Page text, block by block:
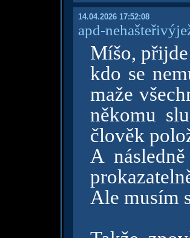
14.04.2026 17:52:08
apd-
Míšo,
kdo se
maže
někomu
člověk
A
Ale musím